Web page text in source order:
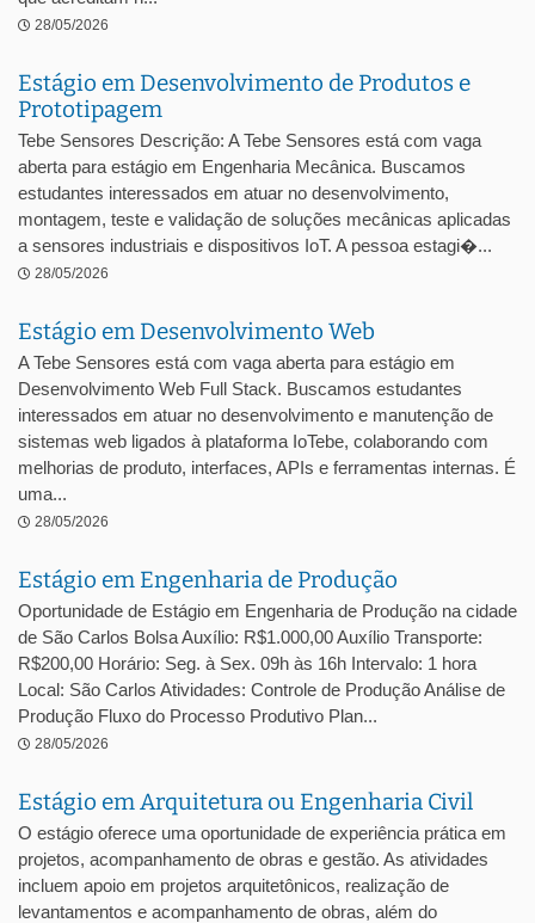
28/05/2026
Estágio em Desenvolvimento de Produtos e
Prototipagem
Tebe Sensores Descrição: A Tebe Sensores está com vaga
aberta para estágio em Engenharia Mecânica. Buscamos
estudantes interessados em atuar no desenvolvimento,
montagem, teste e validação de soluções mecânicas aplicadas
a sensores industriais e dispositivos IoT. A pessoa estagi�...
28/05/2026
Estágio em Desenvolvimento Web
A Tebe Sensores está com vaga aberta para estágio em
Desenvolvimento Web Full Stack. Buscamos estudantes
interessados em atuar no desenvolvimento e manutenção de
sistemas web ligados à plataforma IoTebe, colaborando com
melhorias de produto, interfaces, APIs e ferramentas internas. É
uma...
28/05/2026
Estágio em Engenharia de Produção
Oportunidade de Estágio em Engenharia de Produção na cidade
de São Carlos Bolsa Auxílio: R$1.000,00 Auxílio Transporte:
R$200,00 Horário: Seg. à Sex. 09h às 16h Intervalo: 1 hora
Local: São Carlos Atividades: Controle de Produção Análise de
Produção Fluxo do Processo Produtivo Plan...
28/05/2026
Estágio em Arquitetura ou Engenharia Civil
O estágio oferece uma oportunidade de experiência prática em
projetos, acompanhamento de obras e gestão. As atividades
incluem apoio em projetos arquitetônicos, realização de
levantamentos e acompanhamento de obras, além do